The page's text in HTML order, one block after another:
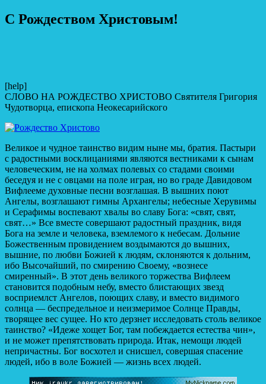
С Рождеством Христовым!
[help]
СЛОВО НА РОЖДЕСТВО ХРИСТОВО Святителя Григория
Чудотворца, епископа Неокесарийского
Великое и чудное таинство видим ныне мы, братия. Пастыри
с радостными восклицаниями являются вестниками к сынам
человеческим, не на холмах полевых со стадами своими
беседуя и не с овцами на поле играя, но во граде Давидовом
Вифлееме духовные песни возглашая. В вышних поют
Ангелы, возглашают гимны Архангелы; небесные Херувимы
и Серафимы воспевают хвалы во славу Бога: «свят, свят,
свят…» Все вместе совершают радостный праздник, видя
Бога на земле и человека, вземлемого к небесам. Дольние
Божественным провидением воздымаются до вышних,
вышние, по любви Божией к людям, склоняются к дольним,
ибо Высочайший, по смирению Своему, «вознесе
смиренный». В этот день великого торжества Вифлеем
становится подобным небу, вместо блистающих звезд
восприемлст Ангелов, поющих славу, и вместо видимого
солнца — беспредельное и неизмеримое Солнце Правды,
творящее вес сущее. Но кто дерзнет исследовать столь великое
таинство? «Идеже хощет Бог, там побеждается естества чин»,
и не может препятствовать природа. Итак, немощи людей
непричастны. Бог восхотел и снисшел, совершая спасение
людей, ибо в воле Божией — жизнь всех людей.